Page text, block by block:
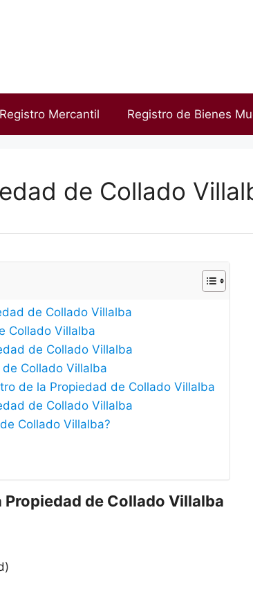
Registro Mercantil Registro de Bienes
de Collado
de Collado Villalba
Collado Villalba
de Collado Villalba
Collado Villalba
de la Propiedad de Collado Villalba
de Collado Villalba
Collado Villalba?
de Collado Villalba